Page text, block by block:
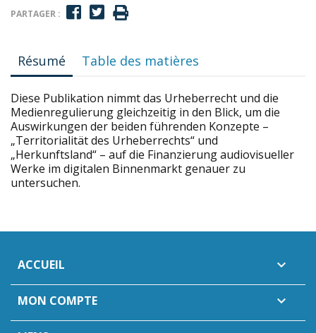
PARTAGER :
Résumé Table des matières
Diese Publikation nimmt das Urheberrecht und die
Medienregulierung gleichzeitig in den Blick, um die
Auswirkungen der beiden führenden Konzepte –
„Territorialität des Urheberrechts“ und
„Herkunftsland“ – auf die Finanzierung audiovisueller
Werke im digitalen Binnenmarkt genauer zu
untersuchen.
ACCUEIL 
MON COMPTE 